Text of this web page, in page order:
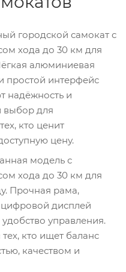
городской самокат с
хода до 30 км для
алюминиевая
простой интерфейс
надёжность и
выбор для
кто ценит
цену.
модель с
хода до 30 км для
Прочная рама,
дисплей
управления.
кто ищет баланс
качеством и